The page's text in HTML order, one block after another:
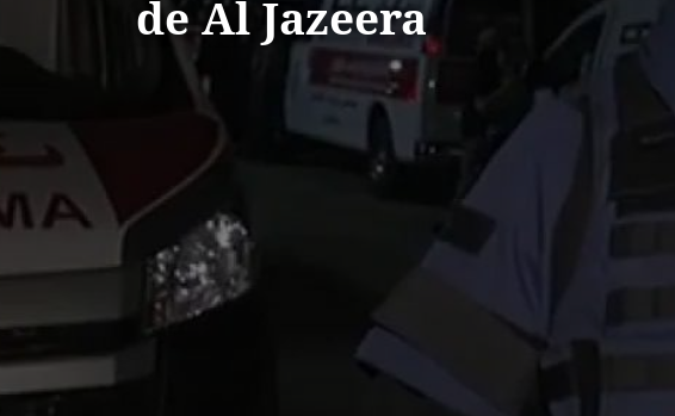
de Al Jazeera